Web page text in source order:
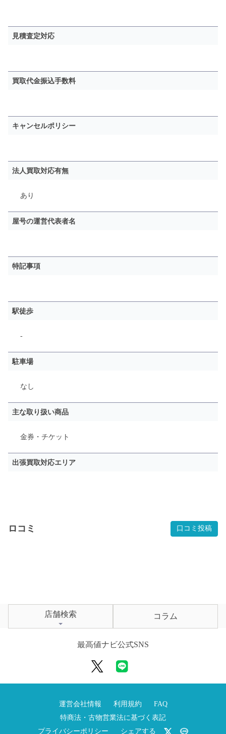
見積査定対応
買取代金振込手数料
キャンセルポリシー
法人買取対応有無
あり
屋号の運営代表者名
特記事項
駅徒歩
-
駐車場
なし
主な取り扱い商品
金券・チケット
出張買取対応エリア
ロコミ 口コミ投稿
店舗検索 コラム
最高値ナビ公式SNS
運営会社情報 利用規約
FAQ
特商法・古物営業法に基づく表記
プライバシーポリシー
シェアする